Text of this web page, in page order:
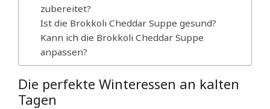
zubereitet?
Ist die Brokkoli Cheddar Suppe gesund?
Kann ich die Brokkoli Cheddar Suppe
anpassen?
Die perfekte Winteressen an kalten
Tagen